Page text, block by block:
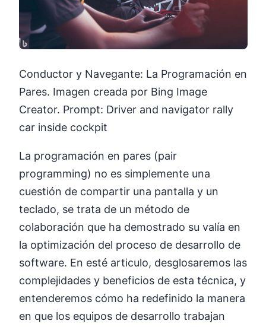
Conductor y Navegante: La Programación en
Pares. Imagen creada por Bing Image
Creator. Prompt: Driver and navigator rally
car inside cockpit
La programación en pares (pair
programming) no es simplemente una
cuestión de compartir una pantalla y un
teclado, se trata de un método de
colaboración que ha demostrado su valía en
la optimización del proceso de desarrollo de
software. En esté articulo, desglosaremos las
complejidades y beneficios de esta técnica, y
entenderemos cómo ha redefinido la manera
en que los equipos de desarrollo trabajan